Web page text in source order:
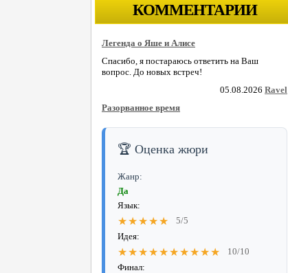
КОММЕНТАРИИ
Легенда о Яше и Алисе
Спасибо, я постараюсь ответить на Ваш
вопрос. До новых встреч!
05.08.2026 Ravel
Разорванное время
🏆 Оценка жюри
Жанр:
Да
Язык:
★★★★★
5/5
Идея:
★★★★★★★★★★
10/10
Финал: